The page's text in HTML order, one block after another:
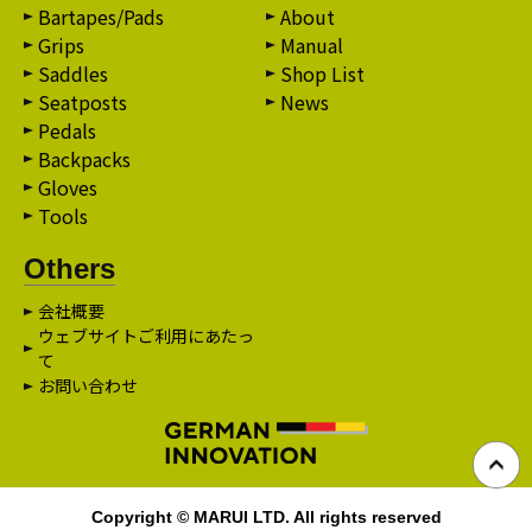
Bartapes/Pads
Grips
Saddles
Seatposts
Pedals
Backpacks
Gloves
Tools
About
Manual
Shop List
News
Others
会社概要
ウェブサイトご利用にあたっ
て
お問い合わせ
Copyright © MARUI LTD. All rights reserved